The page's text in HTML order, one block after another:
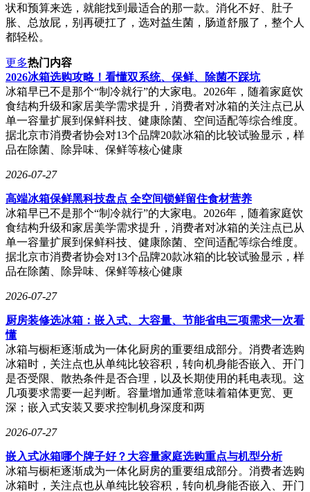
状和预算来选，就能找到最适合的那一款。消化不好、肚子
胀、总放屁，别再硬扛了，选对益生菌，肠道舒服了，整个人
都轻松。
更多热门内容
2026冰箱选购攻略！看懂双系统、保鲜、除菌不踩坑
冰箱早已不是那个“制冷就行”的大家电。2026年，随着家庭饮
食结构升级和家居美学需求提升，消费者对冰箱的关注点已从
单一容量扩展到保鲜科技、健康除菌、空间适配等综合维度。
据北京市消费者协会对13个品牌20款冰箱的比较试验显示，样
品在除菌、除异味、保鲜等核心健康
2026-07-27
高端冰箱保鲜黑科技盘点 全空间锁鲜留住食材营养
冰箱早已不是那个“制冷就行”的大家电。2026年，随着家庭饮
食结构升级和家居美学需求提升，消费者对冰箱的关注点已从
单一容量扩展到保鲜科技、健康除菌、空间适配等综合维度。
据北京市消费者协会对13个品牌20款冰箱的比较试验显示，样
品在除菌、除异味、保鲜等核心健康
2026-07-27
厨房装修选冰箱：嵌入式、大容量、节能省电三项需求一次看
懂
冰箱与橱柜逐渐成为一体化厨房的重要组成部分。消费者选购
冰箱时，关注点也从单纯比较容积，转向机身能否嵌入、开门
是否受限、散热条件是否合理，以及长期使用的耗电表现。这
几项要求需要一起判断。容量增加通常意味着箱体更宽、更
深；嵌入式安装又要求控制机身深度和两
2026-07-27
嵌入式冰箱哪个牌子好？大容量家庭选购重点与机型分析
冰箱与橱柜逐渐成为一体化厨房的重要组成部分。消费者选购
冰箱时，关注点也从单纯比较容积，转向机身能否嵌入、开门